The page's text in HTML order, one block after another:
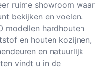
ruime showroom waar
bekijken en voelen.
modellen hardhouten
en houten kozijnen,
en natuurlijk
vindt u in de